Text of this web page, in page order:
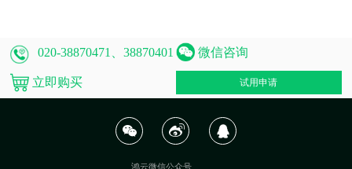
020-38870471、38870401 微信咨询
立即购买 试用申请